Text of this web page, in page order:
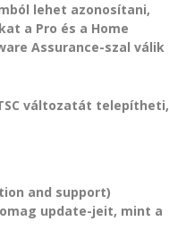
lehet azonosítani,
a Pro és a Home
Assurance-szal válik
változatát telepítheti,
and support)
update-jeit, mint a